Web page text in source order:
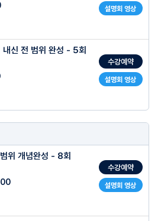
설명회 영상
설명회 영상
내신 전 범위 완성 - 5회
수강예약
설명회 영상
위 개념완성 - 8회
수강예약